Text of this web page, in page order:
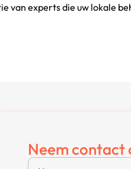
van experts die uw lokale
Neem contact